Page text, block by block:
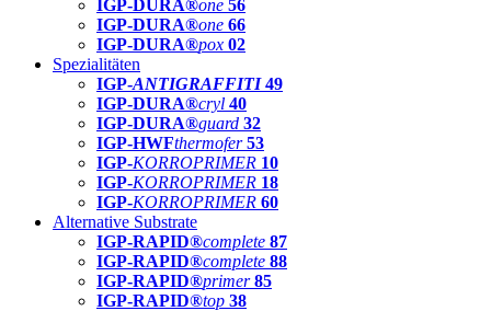
IGP-DURA®one 56
IGP-DURA®one 66
IGP-DURA®pox 02
Spezialitäten
IGP-ANTIGRAFFITI49
IGP-DURA®cryl 40
IGP-DURA®guard 32
IGP-HWFthermofer 53
IGP-KORROPRIMER 10
IGP-KORROPRIMER 18
IGP-KORROPRIMER 60
Alternative Substrate
IGP-RAPID®complete 87
IGP-RAPID®complete 88
IGP-RAPID®primer 85
IGP-RAPID®top 38